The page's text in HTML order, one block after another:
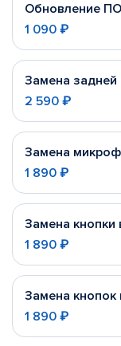
Обновление ПО
1 090 ₽
Замена задней
2 590 ₽
Замена
1 890 ₽
Замена кнопки
1 890 ₽
Замена кнопок
1 890 ₽